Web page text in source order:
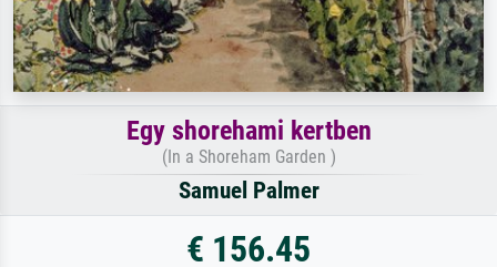
Egy shorehami kertben
(In a Shoreham Garden )
Samuel Palmer
€ 156.45